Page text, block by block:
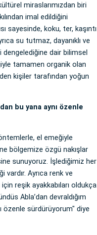
miraslarımızdan biri
imal edildiğini
sayesinde, koku, ter, kaşıntı
su tutmaz, dayanıklı ve
dengelediğine dair bilimsel
tamamen organik olan
kişiler tarafından yoğun
bu yana aynı özenle
el emeğiyle
bölgemize özgü nakışlar
sunuyoruz. İşlediğimiz her
vardır. Ayrıca renk ve
reşik ayakkabıları oldukça
Abla’dan devraldığım
özenle sürdürüyorum" diye